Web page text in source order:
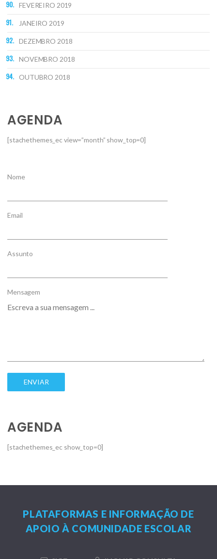
FEVEREIRO 2019
JANEIRO 2019
DEZEMBRO 2018
NOVEMBRO 2018
OUTUBRO 2018
AGENDA
[stachethemes_ec view=”month” show_top=0]
Nome
Email
Assunto
Mensagem
AGENDA
[stachethemes_ec show_top=0]
PLATAFORMAS E INFORMAÇÃO DE
APOIO À COMUNIDADE ESCOLAR